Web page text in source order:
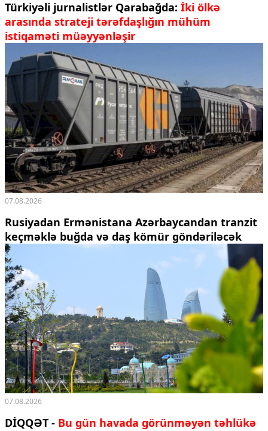
Türkiyəli jurnalistlər Qarabağda: İki ölkə
arasında strateji tərəfdaşlığın mühüm
istiqaməti müəyyənləşir
07.08.2026
Rusiyadan Ermənistana Azərbaycandan tranzit
keçməklə buğda və daş kömür göndəriləcək
07.08.2026
DİQQƏT - Bu gün havada görünməyən təhlükə